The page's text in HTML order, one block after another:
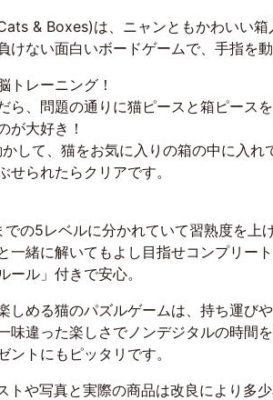
& Boxes)は、ニャンともかわいい箱
けない面白いボードゲームで、手指を
トレーニング！
ら、問題の通りに猫ピースと箱ピースを
が大好き！
して、猫をお気に入りの箱の中に入れ
せられたらクリアです。
の5レベルに分かれていて習熟度を上
一緒に解いてもよし目指せコンプリート
ール」付きで安心。
しめる猫のパズルゲームは、持ち運び
味違った楽しさでノンデジタルの時間
ントにもピッタリです。
トや写真と実際の商品は改良により多